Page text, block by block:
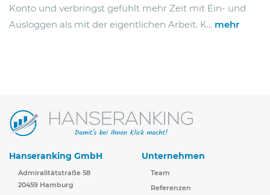
Konto und verbringst gefühlt mehr Zeit mit Ein- und
Ausloggen als mit der eigentlichen Arbeit. K... mehr
Hanseranking GmbH
Admiralitätstraße 58
20459 Hamburg
Unternehmen
Team
Referenzen